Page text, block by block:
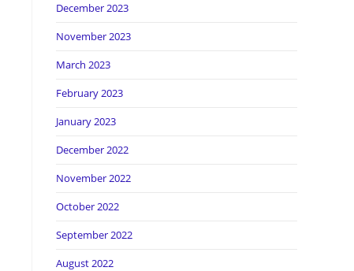
December 2023
November 2023
March 2023
February 2023
January 2023
December 2022
November 2022
October 2022
September 2022
August 2022